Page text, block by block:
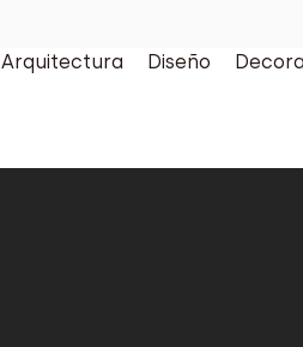
Arquitectura Diseño